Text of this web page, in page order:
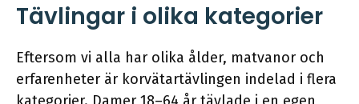
Tävlingar i olika kategorier
Eftersom vi alla har olika ålder, matvanor och
erfarenheter är korvätartävlingen indelad i flera